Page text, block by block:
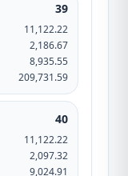
39
11,122.22
2,186.67
8,935.55
209,731.59
40
11,122.22
2,097.32
9,024.91